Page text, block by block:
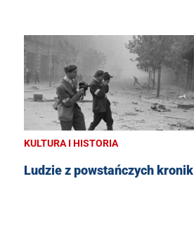
KULTURA I HISTORIA
Ludzie z powstańczych kronik